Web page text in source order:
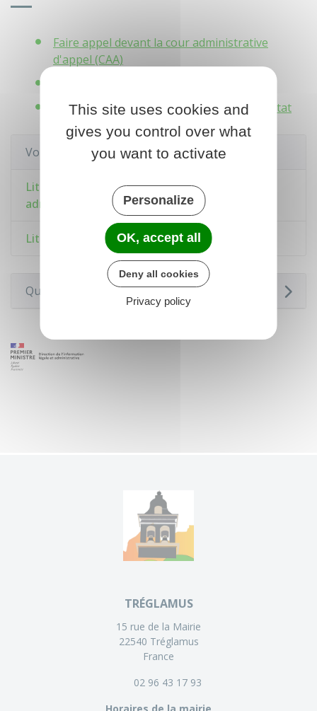
Faire appel devant la cour administrative
d'appel (CAA)
Recours en cassation devant le Conseil d'État
Voir aussi
Litiges avec l'administration : recours
administratif, défenseur des droits
Litiges avec la Sécurité sociale
Questions ? Réponses !
TRÉGLAMUS
15 rue de la Mairie
22540 Tréglamus
France
02 96 43 17 93
Horaires de la mairie
This site uses cookies and
gives you control over what
you want to activate
Personalize
OK, accept all
Deny all cookies
Privacy policy